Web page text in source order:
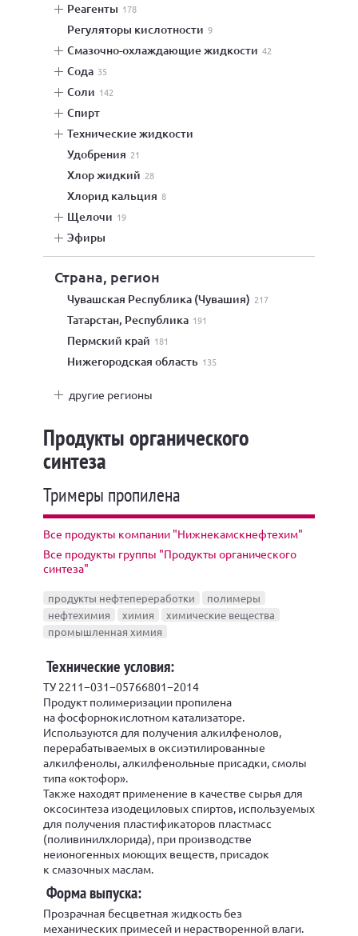
реагенты 178
регуляторы кислотности 9
смазочно-охлаждающие жидкости 42
сода 35
соли 142
спирт
технические жидкости
удобрения 21
хлор жидкий 28
хлорид кальция 8
щелочи 19
эфиры
Страна, регион
Чувашская Республика (Чувашия) 217
Татарстан, Республика 191
Пермский край 181
Нижегородская область 135
другие регионы
Продукты органического
синтеза
Тримеры пропилена
Все продукты компании "Нижнекамскнефтехим"
Все продукты группы "Продукты органического
синтеза"
продукты нефтепереработки
полимеры
нефтехимия
химия
химические вещества
промышленная химия
Технические условия:
ТУ 2211−031−05766801−2014
Продукт полимеризации пропилена
на фосфорнокислотном катализаторе.
Используются для получения алкилфенолов,
перерабатываемых в оксиэтилированные
алкилфенолы, алкилфенольные присадки, смолы
типа «октофор».
Также находят применение в качестве сырья для
оксосинтеза изодециловых спиртов, используемых
для получения пластификаторов пластмасс
(поливинилхлорида), при производстве
неионогенных моющих веществ, присадок
к смазочных маслам.
Форма выпуска:
Прозрачная бесцветная жидкость без
механических примесей и нерастворенной влаги.